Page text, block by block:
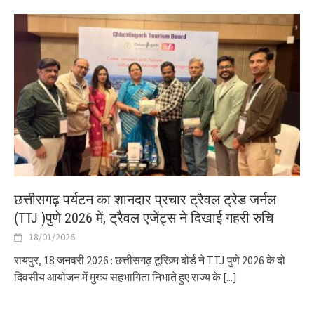
छत्तीसगढ़ पर्यटन का शानदार प्रचार ट्रैवल ट्रेड जर्नल
(TTJ )पुणे 2026 में, ट्रैवल एजेंट्स ने दिखाई गहरी रुचि
18/01/2026
रायपुर, 18 जनवरी 2026 : छत्तीसगढ़ टूरिज़्म बोर्ड ने TTJ पुणे 2026 के दो
दिवसीय आयोजन में मुख्य सहभागिता निभाते हुए राज्य के [...]